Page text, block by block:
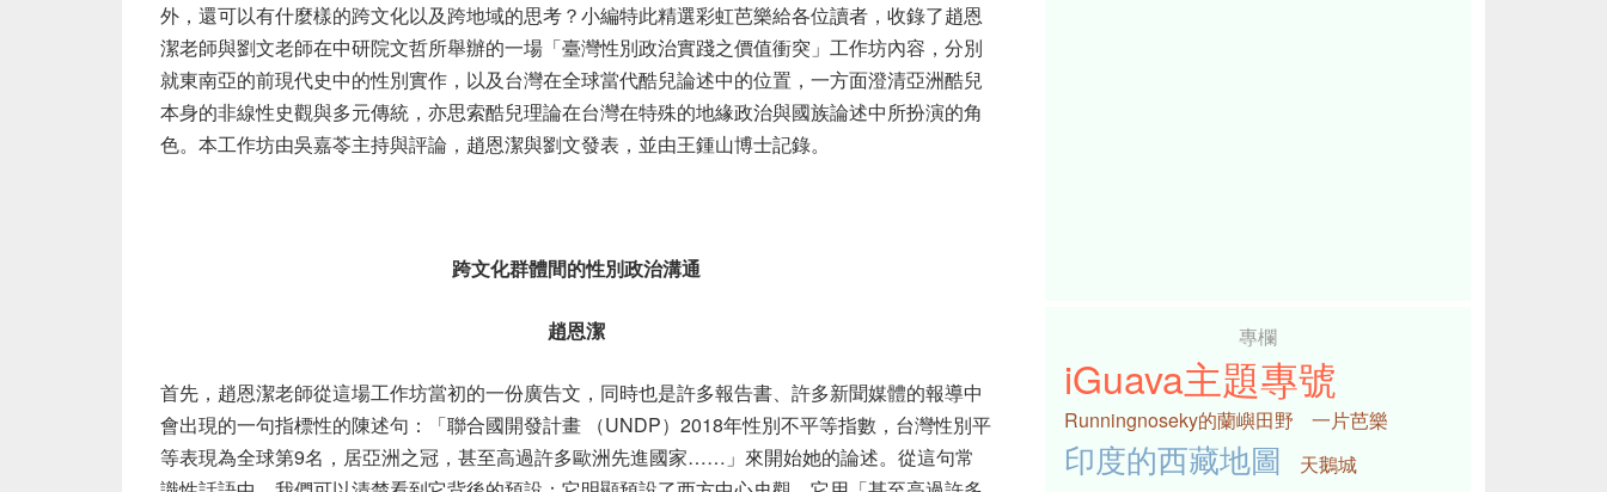
外，還可以有什麼樣的跨文化以及跨地域的思考？小編特此精選彩虹芭樂給各位讀者，收錄了趙恩
潔老師與劉文老師在中研院文哲所舉辦的一場「臺灣性別政治實踐之價值衝突」工作坊內容，分別
就東南亞的前現代史中的性別實作，以及台灣在全球當代酷兒論述中的位置，一方面澄清亞洲酷兒
本身的非線性史觀與多元傳統，亦思索酷兒理論在台灣在特殊的地緣政治與國族論述中所扮演的角
色。本工作坊由吳嘉苓主持與評論，趙恩潔與劉文發表，並由王鍾山博士記錄。
跨文化群體間的性別政治溝通
趙恩潔
首先，趙恩潔老師從這場工作坊當初的一份廣告文，同時也是許多報告書、許多新聞媒體的報導中
會出現的一句指標性的陳述句：「聯合國開發計畫 （UNDP）2018年性別不平等指數，台灣性別平
等表現為全球第9名，居亞洲之冠，甚至高過許多歐洲先進國家……」來開始她的論述。從這句常
專欄
iGuava主題專號
Runningnoseky的蘭嶼田野 一片芭樂
印度的西藏地圖
天鵝城